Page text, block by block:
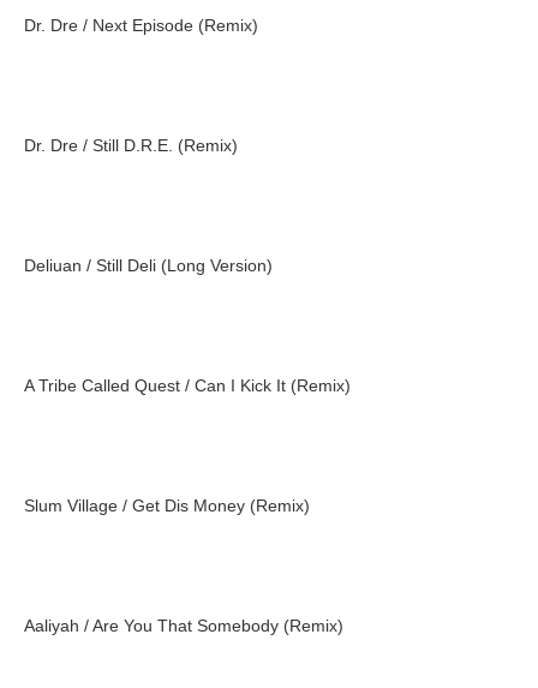
Dr. Dre / Next Episode (Remix)
Dr. Dre / Still D.R.E. (Remix)
Deliuan / Still Deli (Long Version)
A Tribe Called Quest / Can I Kick It (Remix)
Slum Village / Get Dis Money (Remix)
Aaliyah / Are You That Somebody (Remix)